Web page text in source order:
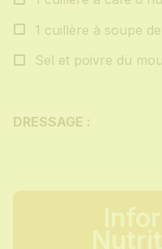
1 cuillère à soupe
Sel et poivre du
DRESSAGE :